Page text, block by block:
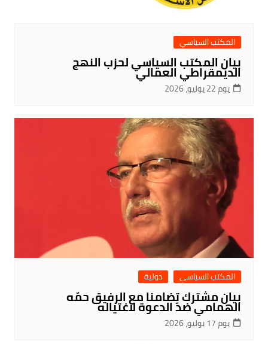
المكتب السياسي
بيان المكتب السياسي لحزب النهج
الديمقراطي العمالي
يوم 22 يوليو، 2026
المكتب السياسي دولية
بيان مشترك تضامنا مع الرفيق حمّه
الهمامي ضدّ الدعوة لاغتياله
يوم 17 يوليو، 2026